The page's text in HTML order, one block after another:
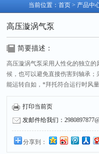
当前位置： 首页 > 产品中
高压漩涡气泵
简要描述：
高压漩涡气泵采用人性化的独立
候，也可以避免直接伤害到轴承
能运转自如，*拜托符合运行时风量
打印当前页
发邮件给我们：
分享到：